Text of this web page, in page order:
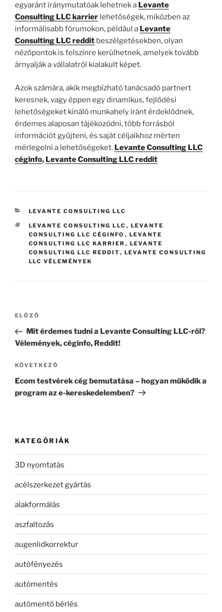
egyaránt iránymutatóak lehetnek a Levante
Consulting LLC karrier lehetőségek, miközben az
informálisabb fórumokon, például a Levante
Consulting LLC reddit beszélgetésekben, olyan
nézőpontok is felszínre kerülhetnek, amelyek tovább
árnyalják a vállalatról kialakult képet.
Azok számára, akik megbízható tanácsadó partnert
keresnek, vagy éppen egy dinamikus, fejlődési
lehetőségeket kínáló munkahely iránt érdeklődnek,
érdemes alaposan tájékozódni, több forrásból
információt gyűjteni, és saját céljaikhoz mérten
mérlegelni a lehetőségeket. Levante Consulting LLC
céginfo, Levante Consulting LLC reddit
KATEGÓRIÁK
LEVANTE CONSULTING LLC
CÍMKÉK
LEVANTE CONSULTING LLC , LEVANTE
CONSULTING LLC CÉGINFO , LEVANTE
CONSULTING LLC KARRIER , LEVANTE
CONSULTING LLC REDDIT, LEVANTE CONSULTING
LLC VÉLEMÉNYEK
Bejegyzés
Korábbi
bejegyzés
ELŐZŐ
Mit érdemes tudni a Levante Consulting LLC-ről?
Vélemények, céginfo, Reddit!
Következő
bejegyzés
KÖVETKEZŐ
Ecom testvérek cég bemutatása – hogyan működik a
program az e-kereskedelemben?
KATEGÓRIÁK
3D nyomtatás
acélszerkezet gyártás
alakformálás
aszfaltozás
augenlidkorrektur
autófényezés
autómentés
autómentő bérlés